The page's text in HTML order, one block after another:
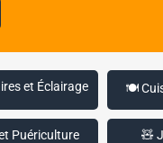
et Éclairage 🍽️
Puériculture 🧸